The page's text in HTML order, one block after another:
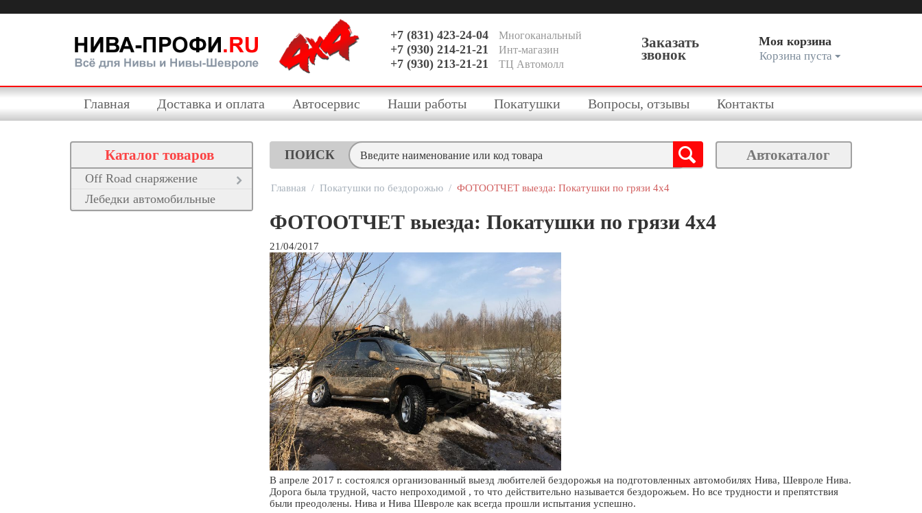
+7 (831) 423-24-04 Многоканальный
+7 (930) 214-21-21 Инт-магазин
+7 (930) 213-21-21 ТЦ Автомолл
Заказать
звонок
Моя корзина
Корзина пуста
Главная Доставка и оплата Автосервис Наши работы Покатушки Вопросы, отзывы Контакты
Каталог товаров
Off Road снаряжение
Лебедки автомобильные
ПОИСК Автокаталог
Главная / Покатушки по бездорожью / ФОТООТЧЕТ выезда: Покатушки по грязи 4х4
ФОТООТЧЕТ выезда: Покатушки по грязи 4х4
21/04/2017
В апреле 2017 г. состоялся организованный выезд любителей бездорожья на подготовленных автомобилях Нива, Шевроле Нива.
Дорога была трудной, часто непроходимой , то что действительно называется бездорожьем. Но все трудности и препятствия
были преодолены. Нива и Нива Шевроле как всегда прошли испытания успешно.